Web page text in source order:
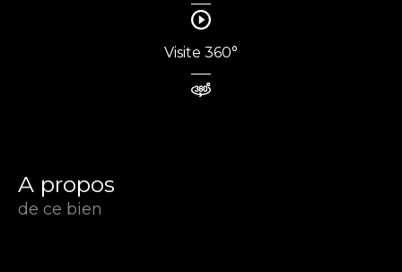
Visite 360°
a propos
de ce bien